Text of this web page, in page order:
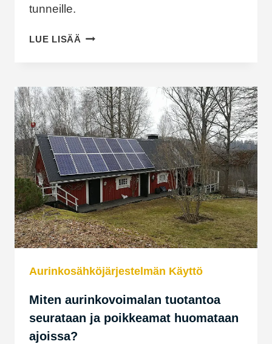
tunneille.
LUE LISÄÄ AURINKOSÄHKÖ
–
ENEMMÄN
OMAA
ENERGIAA
HYÖTYKÄYTTÖÖN
KUOPIOSSA
Aurinkosähköjärjestelmän Käyttö
Miten aurinkovoimalan tuotantoa
seurataan ja poikkeamat huomataan
ajoissa?